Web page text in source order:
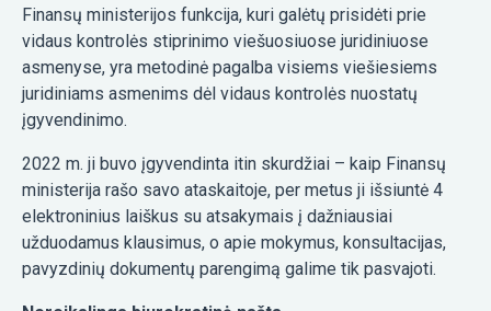
Finansų ministerijos funkcija, kuri galėtų prisidėti prie
vidaus kontrolės stiprinimo viešuosiuose juridiniuose
asmenyse, yra metodinė pagalba visiems viešiesiems
juridiniams asmenims dėl vidaus kontrolės nuostatų
įgyvendinimo.
2022 m. ji buvo įgyvendinta itin skurdžiai – kaip Finansų
ministerija rašo savo ataskaitoje, per metus ji išsiuntė 4
elektroninius laiškus su atsakymais į dažniausiai
užduodamus klausimus, o apie mokymus, konsultacijas,
pavyzdinių dokumentų parengimą galime tik pasvajoti.